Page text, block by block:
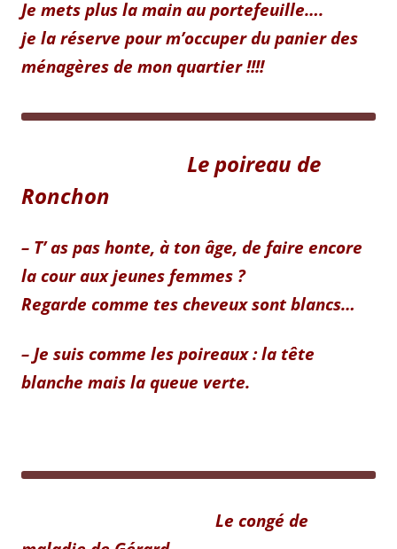
Je mets plus la main au portefeuille….
je la réserve pour m’occuper du panier des
ménagères de mon quartier !!!!
Le poireau de
Ronchon
– T’ as pas honte, à ton âge, de faire encore
la cour aux jeunes femmes ?
Regarde comme tes cheveux sont blancs…
– Je suis comme les poireaux : la tête
blanche mais la queue verte.
Le congé de